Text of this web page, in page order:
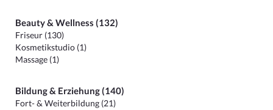
Beauty & Wellness (132)
Friseur (130)
Kosmetikstudio (1)
Massage (1)
Bildung & Erziehung (140)
Fort- & Weiterbildung (21)